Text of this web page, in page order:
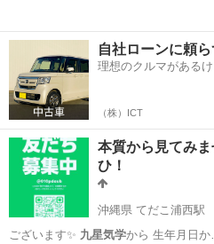
自社ローンに頼
理想のクルマがある
（株）ICT
本質から見てみ
ひ！
沖縄県 てだこ浦西駅
ございます✨ 九星気学から 生年月日か